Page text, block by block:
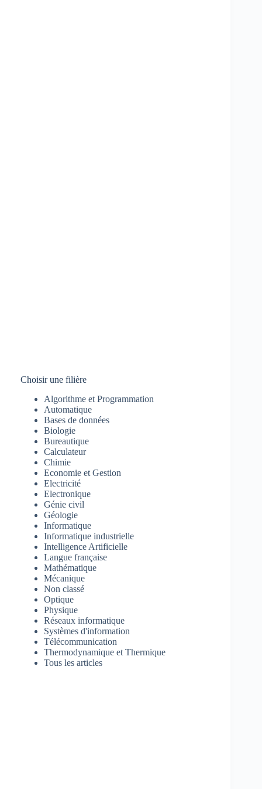
Choisir une filière
Algorithme et Programmation
Automatique
Bases de données
Biologie
Bureautique
Calculateur
Chimie
Economie et Gestion
Electricité
Electronique
Génie civil
Géologie
Informatique
Informatique industrielle
Intelligence Artificielle
Langue française
Mathématique
Mécanique
Non classé
Optique
Physique
Réseaux informatique
Systèmes d'information
Télécommunication
Thermodynamique et Thermique
Tous les articles